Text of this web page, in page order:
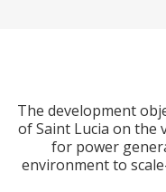
The
of Saint Lucia
for
environment